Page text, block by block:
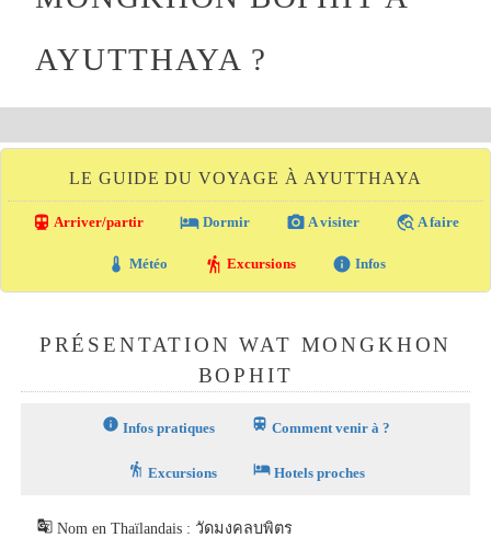
AYUTTHAYA ?
LE GUIDE DU VOYAGE À AYUTTHAYA
directions_transit Arriver/partir local_hotel Dormir photo_camera A visiter travel_explore A faire
thermostat Météo hiking Excursions info Infos
PRÉSENTATION WAT MONGKHON
BOPHIT
info Infos pratiques train Comment venir à ?
hiking Excursions hotelHotels proches
g_translate Nom en Thaïlandais : วัดมงคลบพิตร